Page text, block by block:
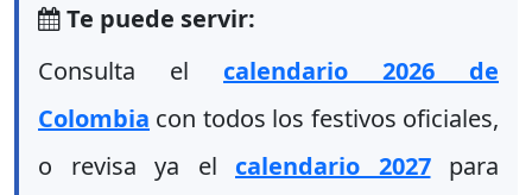
Te puede servir:
Consulta el calendario 2026 de
Colombia con todos los festivos oficiales,
o revisa ya el calendario 2027para